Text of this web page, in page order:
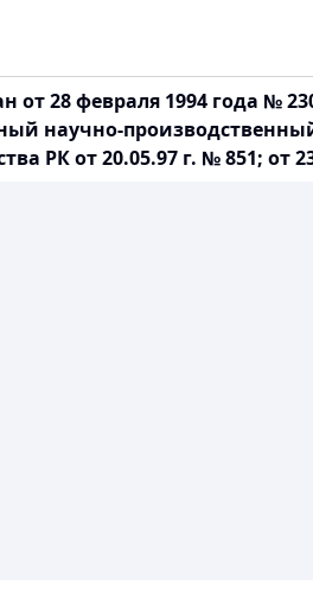
28 февраля 1994 года №
научно-
РК от 20.05.97 г. № 851; от